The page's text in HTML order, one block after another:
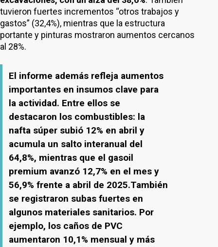
tuvieron fuertes incrementos “otros trabajos y
gastos” (32,4%), mientras que la estructura
portante y pinturas mostraron aumentos cercanos
al 28%.
El informe además refleja aumentos
importantes en insumos clave para
la actividad. Entre ellos se
destacaron los combustibles: la
nafta súper subió 12% en abril y
acumula un salto interanual del
64,8%, mientras que el gasoil
premium avanzó 12,7% en el mes y
56,9% frente a abril de 2025.También
se registraron subas fuertes en
algunos materiales sanitarios. Por
ejemplo, los caños de PVC
aumentaron 10,1% mensual y más